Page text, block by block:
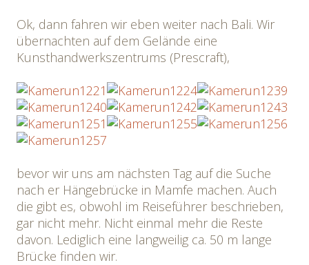
Ok, dann fahren wir eben weiter nach Bali. Wir
übernachten auf dem Gelände eine
Kunsthandwerkszentrums (Prescraft),
bevor wir uns am nächsten Tag auf die Suche
nach er Hängebrücke in Mamfe machen. Auch
die gibt es, obwohl im Reiseführer beschrieben,
gar nicht mehr. Nicht einmal mehr die Reste
davon. Lediglich eine langweilig ca. 50 m lange
Brücke finden wir.